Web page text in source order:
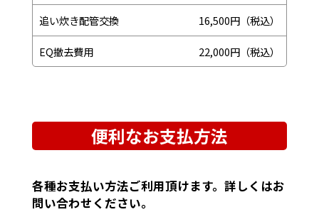
追い炊き配管交換 16,500円（税込）
EQ撤去費用 22,000円（税込）
便利なお支払方法
各種お支払い方法ご利用頂けます。詳しくはお
問い合わせください。